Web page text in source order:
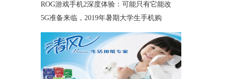
ROG游戏手机2深度体验：可能只有它能改
5G准备来临，2019年暑期大学生手机购